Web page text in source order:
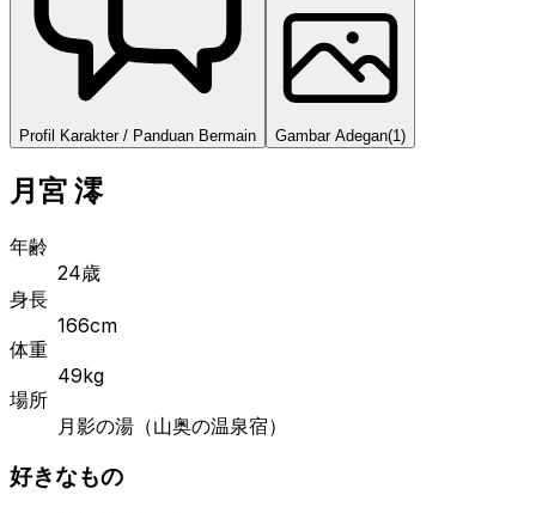
Profil Karakter / Panduan Bermain Gambar Adegan(1)
月宮 澪
年齢
24歳
身長
166cm
体重
49kg
場所
月影の湯（山奥の温泉宿）
好きなもの